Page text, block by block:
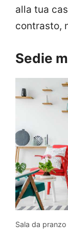
alla tua
contrasto,
Sedie
Sala da